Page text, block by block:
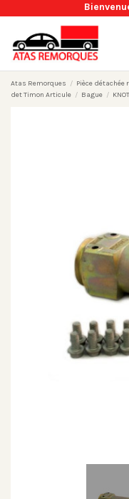
Atas Remorques Pièce détachée
det Timon Articule
Bague